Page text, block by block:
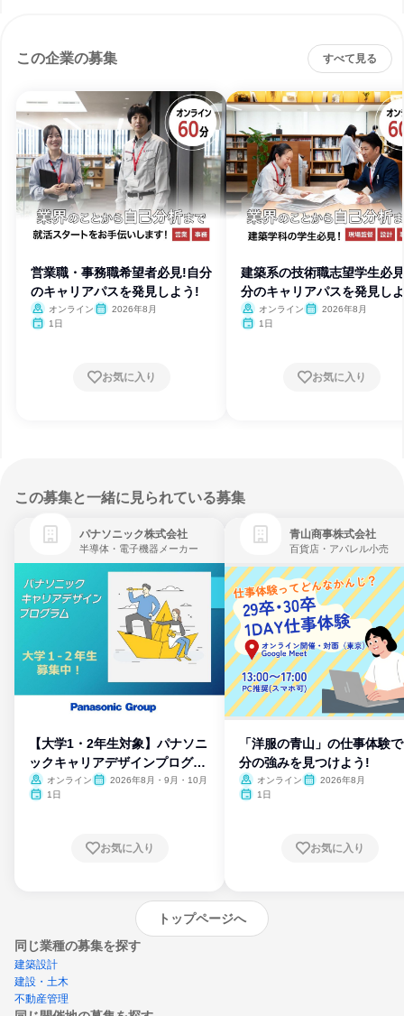
この企業の募集 すべて見る
営業職・事務職希望者必見!自分
のキャリアパスを発見しよう!
オンライン
2026年8月
1日
お気に入り
建築系の技術職志望学生必
分のキャリアパスを発見し
オンライン
2026年8月
1日
お気に入り
この募集と一緒に見られている募集
パナソニック株式会社
半導体・電子機器メーカー
【大学1・2年生対象】パナソニ
ックキャリアデザインプログラ
ム
オンライン
2026年8月・9月・10月
1日
お気に入り
青山商事株式会社
百貨店・アパレル小売
「洋服の青山」の仕事体験
分の強みを見つけよう!
オンライン
2026年8月
1日
お気に入り
トップページへ
同じ業種の募集を探す
建築設計
建設・土木
不動産管理